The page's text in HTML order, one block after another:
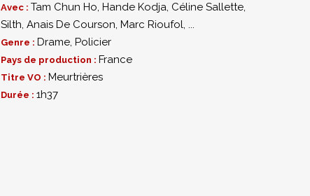
Avec : Tam Chun Ho, Hande Kodja, Céline Sallette,
Silth, Anais De Courson, Marc Rioufol, ...
Genre : Drame, Policier
Pays de production : France
Titre VO : Meurtrières
Durée : 1h37